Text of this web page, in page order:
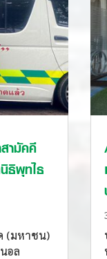
ามัคคี
ธิพุทไธ
(มหาชน)
อล